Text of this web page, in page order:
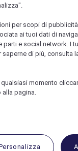
per scopi di
ai tuoi dati di
e social network. I
di più, consulta
momento
alla pagina.